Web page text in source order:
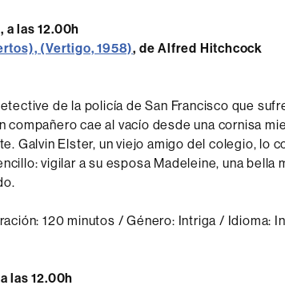
las 12.00h
(Vertigo, 1958), de Alfred Hitchcock
de la policía de San Francisco que
compañero cae al vacío desde una cornisa
Galvin Elster, un viejo amigo del colegio, lo
vigilar a su esposa Madeleine, una bella
120 minutos / Género: Intriga / Idioma:
las 12.00h